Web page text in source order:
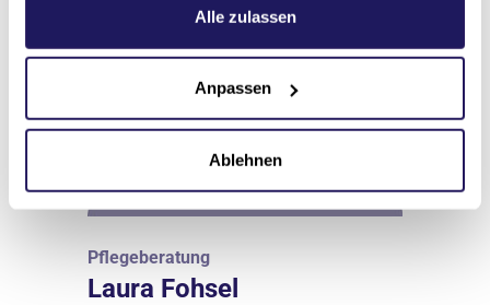
.Alle zulassen
Anpassen
Ablehnen
Pflegeberatung
Laura Fohsel